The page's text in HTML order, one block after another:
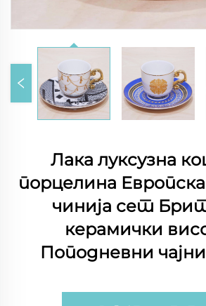
Лака луксузна
порцелина
чинија сет
керамички
Поподневни